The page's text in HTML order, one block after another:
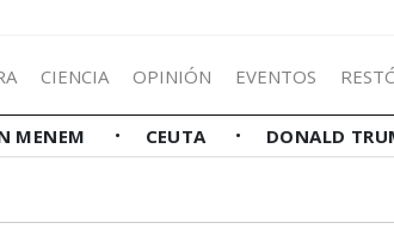
CIENCIA OPINIÓN EVENTOS
MENEM CEUTA DONALD